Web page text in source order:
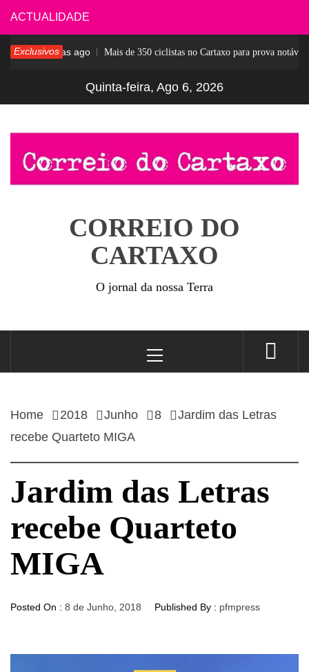
Skip
to
content
ACTUALIDADE
Exclusivos4 dias ago Mais de 350 ciclistas no Cartaxo para prova notável
Quinta-feira, Ago 6, 2026
CORREIO DO
CARTAXO
O jornal da nossa Terra
Menu
Home 2018 Junho 8
Jardim das Letras
recebe Quarteto MIGA
Jardim das Letras
recebe Quarteto
MIGA
Posted On : 8 de Junho, 2018 Published By : pfmpress